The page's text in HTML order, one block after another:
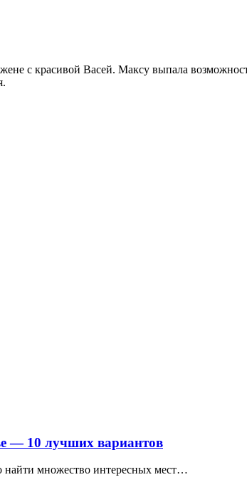
с красивой Васей. Максу выпала
— 10 лучших вариантов
найти множество интересных мест…